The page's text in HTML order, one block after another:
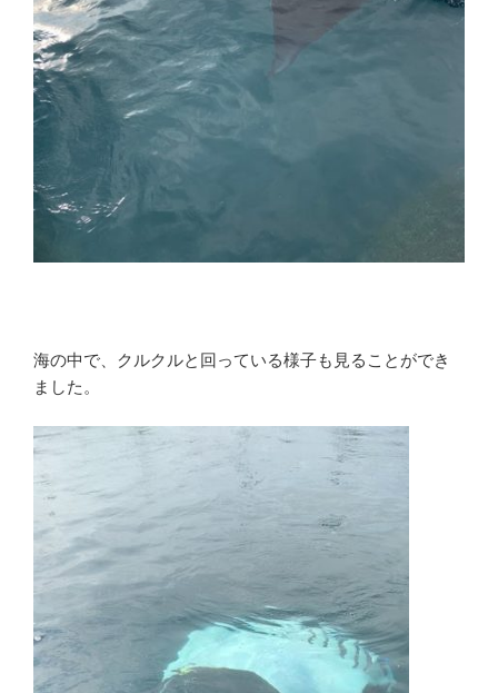
海の中で、クルクルと回っている様子も見ることができ
ました。